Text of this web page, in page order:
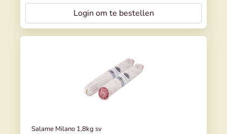
Login om te bestellen
Salame Milano 1,8kg sv